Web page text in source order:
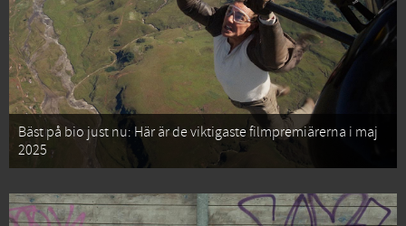
Bäst på bio just nu: Här är de viktigaste filmpremiärerna i maj
2025